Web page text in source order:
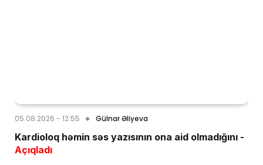
05.08.2026 - 12:55 Gülnar Əliyeva
Kardioloq həmin səs yazısının ona aid olmadığını -
Açıqladı